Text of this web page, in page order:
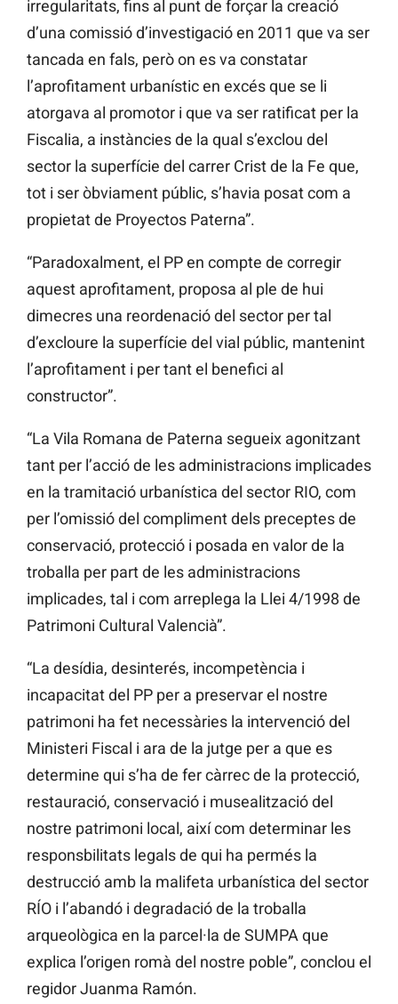
irregularitats, fins al punt de forçar la creació
d’una comissió d’investigació en 2011 que va ser
tancada en fals, però on es va constatar
l’aprofitament urbanístic en excés que se li
atorgava al promotor i que va ser ratificat per la
Fiscalia, a instàncies de la qual s’exclou del
sector la superfície del carrer Crist de la Fe que,
tot i ser òbviament públic, s’havia posat com a
propietat de Proyectos Paterna”.
“Paradoxalment, el PP en compte de corregir
aquest aprofitament, proposa al ple de hui
dimecres una reordenació del sector per tal
d’excloure la superfície del vial públic, mantenint
l’aprofitament i per tant el benefici al
constructor”.
“La Vila Romana de Paterna segueix agonitzant
tant per l’acció de les administracions implicades
en la tramitació urbanística del sector RIO, com
per l’omissió del compliment dels preceptes de
conservació, protecció i posada en valor de la
troballa per part de les administracions
implicades, tal i com arreplega la Llei 4/1998 de
Patrimoni Cultural Valencià”.
“La desídia, desinterés, incompetència i
incapacitat del PP per a preservar el nostre
patrimoni ha fet necessàries la intervenció del
Ministeri Fiscal i ara de la jutge per a que es
determine qui s’ha de fer càrrec de la protecció,
restauració, conservació i musealització del
nostre patrimoni local, així com determinar les
responsbilitats legals de qui ha permés la
destrucció amb la malifeta urbanística del sector
RÍO i l’abandó i degradació de la troballa
arqueològica en la parcel·la de SUMPA que
explica l’origen romà del nostre poble”, conclou el
regidor Juanma Ramón.